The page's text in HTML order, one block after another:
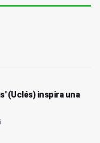
(Uclés) inspira una